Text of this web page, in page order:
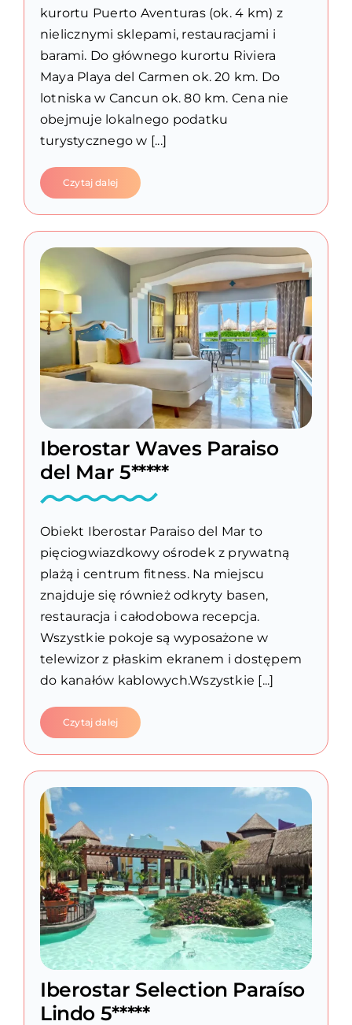
kurortu Puerto Aventuras (ok. 4 km) z
nielicznymi sklepami, restauracjami i
barami. Do głównego kurortu Riviera
Maya Playa del Carmen ok. 20 km. Do
lotniska w Cancun ok. 80 km. Cena nie
obejmuje lokalnego podatku
turystycznego w [...]
Czytaj dalej
Iberostar Waves Paraiso
del Mar 5*****
Obiekt Iberostar Paraiso del Mar to
pięciogwiazdkowy ośrodek z prywatną
plażą i centrum fitness. Na miejscu
znajduje się również odkryty basen,
restauracja i całodobowa recepcja.
Wszystkie pokoje są wyposażone w
telewizor z płaskim ekranem i dostępem
do kanałów kablowych.Wszystkie [...]
Czytaj dalej
Iberostar Selection Paraíso
Lindo 5*****